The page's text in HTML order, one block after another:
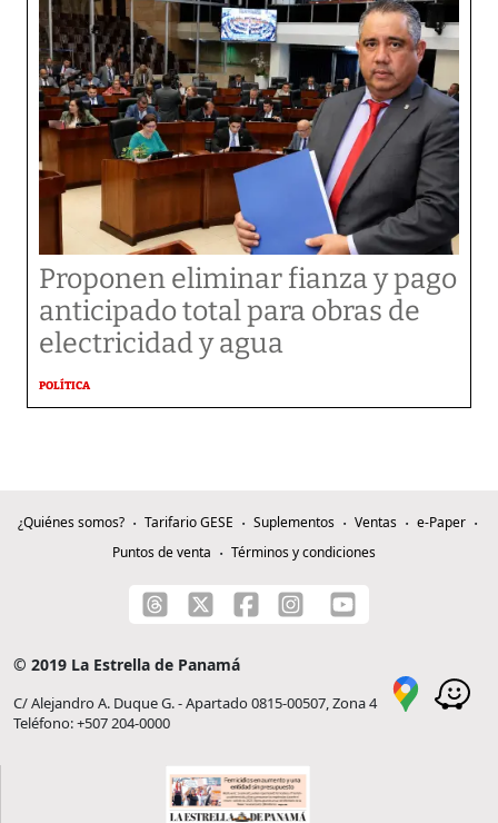
Proponen eliminar fianza y pago
anticipado total para obras de
electricidad y agua
POLÍTICA
¿Quiénes somos? Tarifario GESE Suplementos Ventas
e-Paper
Puntos de venta
Términos y condiciones
© 2019 La Estrella de Panamá
C/ Alejandro A. Duque G. - Apartado 0815-00507, Zona 4
Teléfono: +507 204-0000